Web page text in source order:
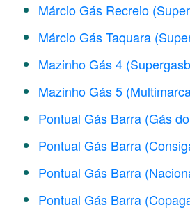
Márcio Gás Recreio
Márcio Gás Taquara
Mazinho Gás 4
Mazinho Gás 5
Pontual Gás Barra (Gás
Pontual Gás Barra
Pontual Gás Barra
Pontual Gás Barra